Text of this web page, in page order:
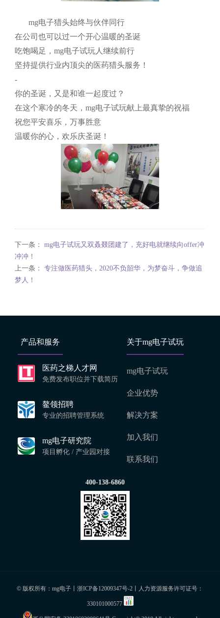
mg电子猎头始终与伙伴同行
在公司也可以过一个开心温暖的圣诞
吃饱喝足，mg电子试玩人继续前行
坚持提供行业内顶尖的医药猎头服务！
-
你的圣诞，又是和谁一起度过？
在这个寒冷的冬天，mg电子试玩献上最真挚的祝福
祝您平安喜乐，万事胜意
温暖你的心，欢乐庆圣诞！
下一条： mg电子试玩又双叒叕团建了，充好电就继续向offer冲
冲冲！
上一条： 专注做医药猎头，2020不负韶华，为梦奋斗，争做追
梦人！
产品和服务
医药之梯人才网
免费发布职位并下载简历
鳌领招聘
专业的招聘管理系统
mg电子研究院
项目孵化 / 产业园对接
关于mg电子试玩
mg电子试玩
企业优势
解决方案
加入我们
联系我们
400-138-6860
© 版权所有：mg电子丨 浙ICP备12009347号-2 丨人力资源服务许可证号：
330101000577